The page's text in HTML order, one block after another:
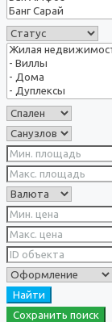
Найти
Сохранить поиск